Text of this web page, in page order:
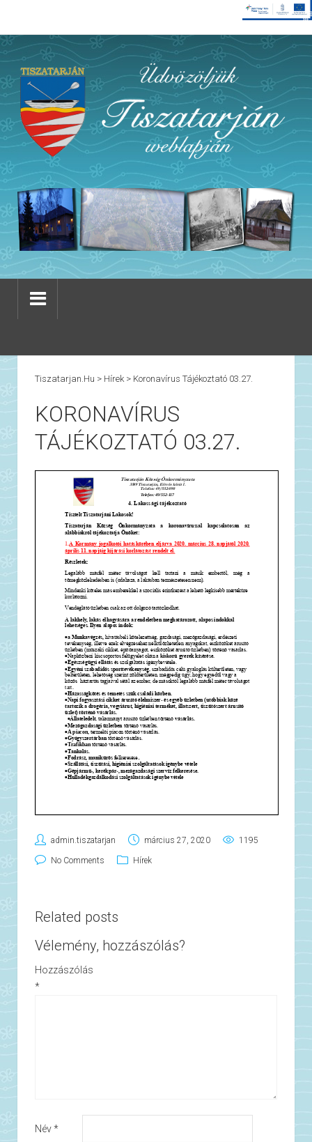
Tiszatarjan.hu > Hírek> Koronavírus Tájékoztató 03.27.
KORONAVÍRUS
TÁJÉKOZTATÓ 03.27.
admin.tiszatarjan március 27, 2020 1195
No Comments Hírek
Related posts
Vélemény, hozzászólás?
Hozzászólás
*
Név*